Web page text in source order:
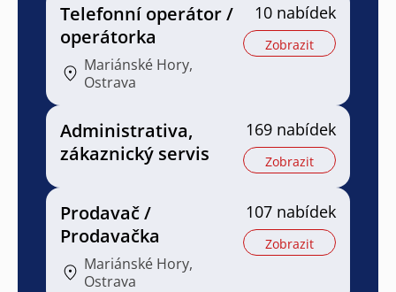
Telefonní operátor /
operátorka
Mariánské Hory,
Ostrava
10 nabídek
Zobrazit
Administrativa,
zákaznický servis
169 nabídek
Zobrazit
Prodavač /
Prodavačka
Mariánské Hory,
Ostrava
107 nabídek
Zobrazit